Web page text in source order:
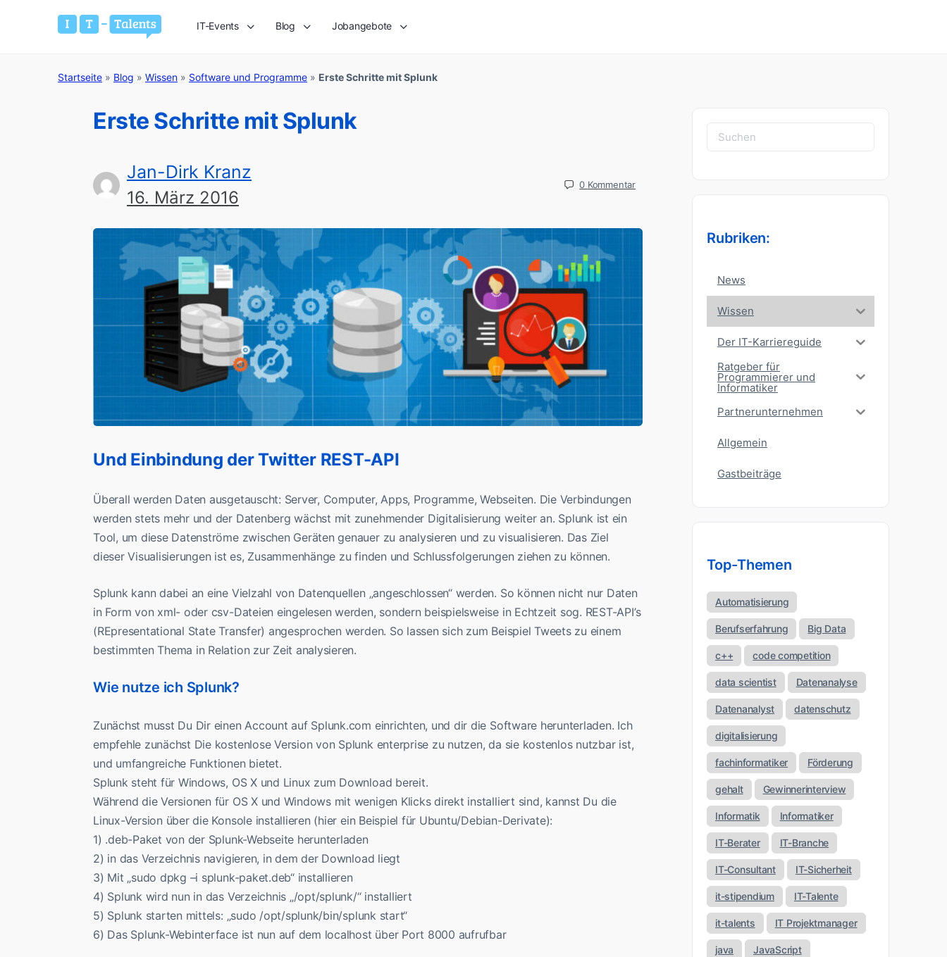
IT-Events Blog Jobangebote
Startseite » Blog » Wissen » Software und Programme » Erste Schritte mit Splunk
Erste Schritte mit Splunk
Jan-Dirk Kranz
16. März 2016
0 Kommentar
Und Einbindung der Twitter REST-API
Überall werden Daten ausgetauscht: Server, Computer, Apps, Programme, Webseiten. Die Verbindungen
werden stets mehr und der Datenberg wächst mit zunehmender Digitalisierung weiter an. Splunk ist ein
Tool, um diese Datenströme zwischen Geräten genauer zu analysieren und zu visualisieren. Das Ziel
dieser Visualisierungen ist es, Zusammenhänge zu finden und Schlussfolgerungen ziehen zu können.
Splunk kann dabei an eine Vielzahl von Datenquellen „angeschlossen“ werden. So können nicht nur Daten
in Form von xml- oder csv-Dateien eingelesen werden, sondern beispielsweise in Echtzeit sog. REST-API’s
(REpresentational State Transfer) angesprochen werden. So lassen sich zum Beispiel Tweets zu einem
bestimmten Thema in Relation zur Zeit analysieren.
Wie nutze ich Splunk?
Zunächst musst Du Dir einen Account auf Splunk.com einrichten, und dir die Software herunterladen. Ich
empfehle zunächst Die kostenlose Version von Splunk enterprise zu nutzen, da sie kostenlos nutzbar ist,
und umfangreiche Funktionen bietet.
Splunk steht für Windows, OS X und Linux zum Download bereit.
Während die Versionen für OS X und Windows mit wenigen Klicks direkt installiert sind, kannst Du die
Linux-Version über die Konsole installieren (hier ein Beispiel für Ubuntu/Debian-Derivate):
1) .deb-Paket von der Splunk-Webseite herunterladen
2) in das Verzeichnis navigieren, in dem der Download liegt
3) Mit „sudo dpkg –i splunk-paket.deb“ installieren
4) Splunk wird nun in das Verzeichnis „/opt/splunk/“ installiert
5) Splunk starten mittels: „sudo /opt/splunk/bin/splunk start“
6) Das Splunk-Webinterface ist nun auf dem localhost über Port 8000 aufrufbar
Suchen
nach:
Rubriken:
News
Wissen
Der IT-Karriereguide
Ratgeber für
Programmierer und
Informatiker
Partnerunternehmen
Allgemein
Gastbeiträge
Top-Themen
Automatisierung
Berufserfahrung Big Data
c++ code competition
data scientist Datenanalyse
Datenanalyst datenschutz
digitalisierung
fachinformatiker Förderung
gehalt Gewinnerinterview
Informatik Informatiker
IT-Berater IT-Branche
IT-Consultant IT-Sicherheit
it-stipendium IT-Talente
it-talents IT Projektmanager
java JavaScript